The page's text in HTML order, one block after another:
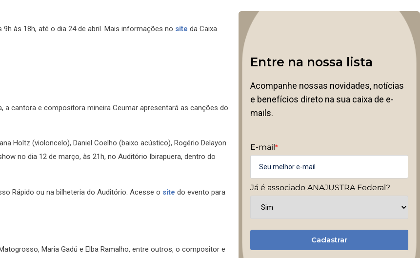
às 18h, até o dia 24 de abril. Mais informações no site da Caixa
cantora e compositora mineira Ceumar apresentará as canções do
Holtz (violoncelo), Daniel Coelho (baixo acústico), Rogério Delayon
no dia 12 de março, às 21h, no Auditório Ibirapuera, dentro do
Rápido ou na bilheteria do Auditório. Acesse o site do evento para
Maria Gadú e Elba Ramalho, entre outros, o compositor e
Entre na nossa lista
Acompanhe nossas novidades, notícias
e benefícios direto na sua caixa de e-
mails.
E-mail*
Já é associado ANAJUSTRA Federal?
Cadastrar